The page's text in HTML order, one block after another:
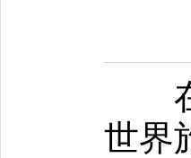
在6
世界